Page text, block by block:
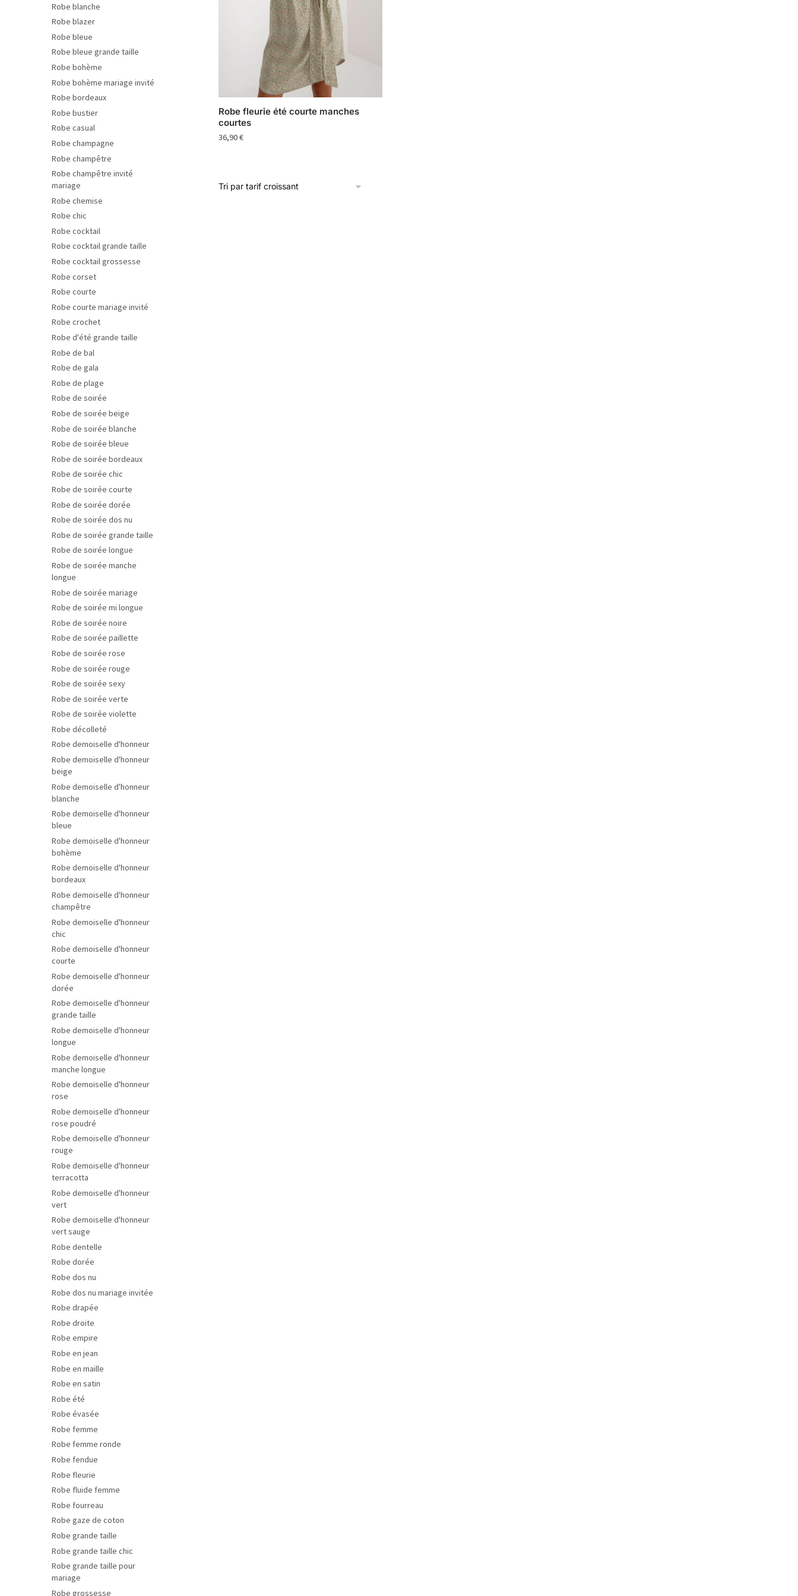
Robe fleurie été courte manches
courtes
36,90€
Robe blanche
Robe blazer
Robe bleue
Robe bleue grande taille
Robe bohème
Robe bohème mariage invité
Robe bordeaux
Robe bustier
Robe casual
Robe champagne
Robe champêtre
Robe champêtre invité
mariage
Robe chemise
Robe chic
Robe cocktail
Robe cocktail grande taille
Robe cocktail grossesse
Robe corset
Robe courte
Robe courte mariage invité
Robe crochet
Robe d'été grande taille
Robe de bal
Robe de gala
Robe de plage
Robe de soirée
Robe de soirée beige
Robe de soirée blanche
Robe de soirée bleue
Robe de soirée bordeaux
Robe de soirée chic
Robe de soirée courte
Robe de soirée dorée
Robe de soirée dos nu
Robe de soirée grande taille
Robe de soirée longue
Robe de soirée manche
longue
Robe de soirée mariage
Robe de soirée mi longue
Robe de soirée noire
Robe de soirée paillette
Robe de soirée rose
Robe de soirée rouge
Robe de soirée sexy
Robe de soirée verte
Robe de soirée violette
Robe décolleté
Robe demoiselle d'honneur
Robe demoiselle d'honneur
beige
Robe demoiselle d'honneur
blanche
Robe demoiselle d'honneur
bleue
Robe demoiselle d'honneur
bohème
Robe demoiselle d'honneur
bordeaux
Robe demoiselle d'honneur
champêtre
Robe demoiselle d'honneur
chic
Robe demoiselle d'honneur
courte
Robe demoiselle d'honneur
dorée
Robe demoiselle d'honneur
grande taille
Robe demoiselle d'honneur
longue
Robe demoiselle d'honneur
manche longue
Robe demoiselle d'honneur
rose
Robe demoiselle d'honneur
rose poudré
Robe demoiselle d'honneur
rouge
Robe demoiselle d'honneur
terracotta
Robe demoiselle d'honneur
vert
Robe demoiselle d'honneur
vert sauge
Robe dentelle
Robe dorée
Robe dos nu
Robe dos nu mariage invitée
Robe drapée
Robe droite
Robe empire
Robe en jean
Robe en maille
Robe en satin
Robe été
Robe évasée
Robe femme
Robe femme ronde
Robe fendue
Robe fleurie
Robe fluide femme
Robe fourreau
Robe gaze de coton
Robe grande taille
Robe grande taille chic
Robe grande taille pour
mariage
Robe grossesse